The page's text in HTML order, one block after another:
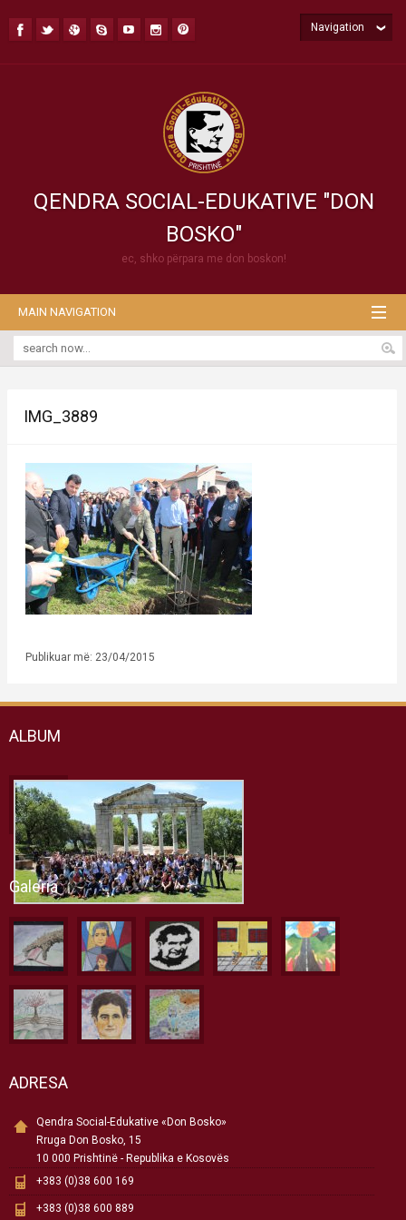
QENDRA SOCIAL-EDUKATIVE "DON
BOSKO"
ec, shko përpara me don boskon!
Navigation
MAIN NAVIGATION
IMG_3889
Publikuar më: 23/04/2015
ALBUM
Galeria
ADRESA
Qendra Social-Edukative «Don Bosko»
Rruga Don Bosko, 15
10 000 Prishtinë - Republika e Kosovës
+383 (0)38 600 169
+383 (0)38 600 889